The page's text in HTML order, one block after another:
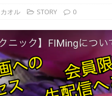
カオル STORY 0